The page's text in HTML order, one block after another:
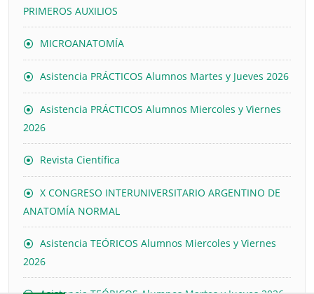
PRIMEROS AUXILIOS
MICROANATOMÍA
Asistencia PRÁCTICOS Alumnos Martes y Jueves 2026
Asistencia PRÁCTICOS Alumnos Miercoles y Viernes
2026
Revista Científica
X CONGRESO INTERUNIVERSITARIO ARGENTINO DE
ANATOMÍA NORMAL
Asistencia TEÓRICOS Alumnos Miercoles y Viernes
2026